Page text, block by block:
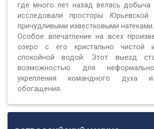
где много лет назад велась добыча
исследовали просторы
причудливыми известковыми натеками.
Особое впечатление на всех
озеро с его кристально чистой
спокойной водой. Этот выезд
возможностью для
укрепления командного духа и
обогащения.